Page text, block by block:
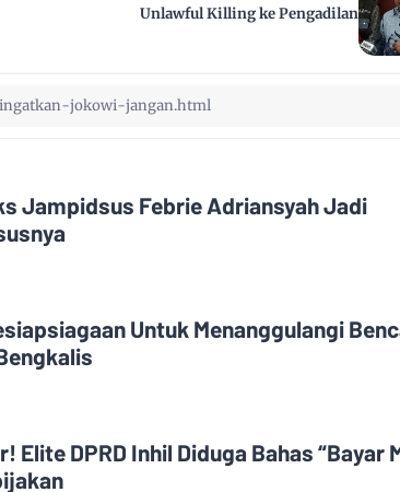
Unlawful Killing ke Pengadilan
Jampidsus Febrie Adriansyah Jadi
Untuk Menanggulangi
Elite DPRD Inhil Diduga Bahas “Bayar